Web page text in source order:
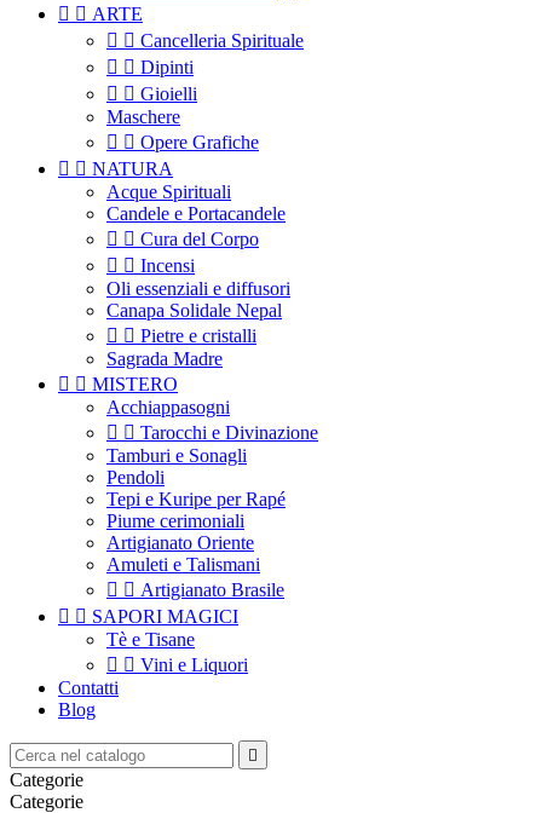
  ARTE
  Cancelleria Spirituale
  Dipinti
  Gioielli
Maschere
  Opere Grafiche
  NATURA
Acque Spirituali
Candele e Portacandele
  Cura del Corpo
  Incensi
Oli essenziali e diffusori
Canapa Solidale Nepal
  Pietre e cristalli
Sagrada Madre
  MISTERO
Acchiappasogni
  Tarocchi e Divinazione
Tamburi e Sonagli
Pendoli
Tepi e Kuripe per Rapé
Piume cerimoniali
Artigianato Oriente
Amuleti e Talismani
  Artigianato Brasile
  SAPORI MAGICI
Tè e Tisane
  Vini e Liquori
Contatti
Blog

Categorie
Categorie